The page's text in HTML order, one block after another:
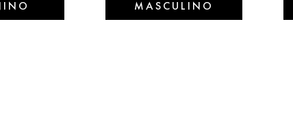
MASCULINO